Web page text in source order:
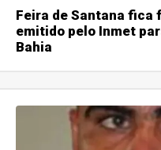
Feira de Santana fica
emitido pelo Inmet
Bahia